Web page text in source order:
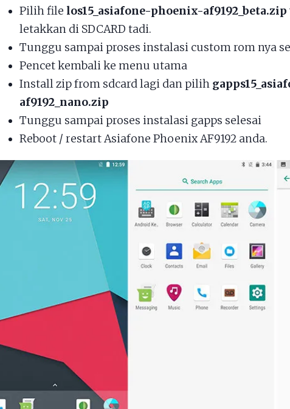
Pilih file los15_asiafone-phoenix-af9192_beta.zip
letakkan di SDCARD tadi.
Tunggu sampai proses instalasi custom rom nya
Pencet kembali ke menu utama
Install zip from sdcard lagi dan pilih
af9192_nano.zip
Tunggu sampai proses instalasi gapps selesai
Reboot / restart Asiafone Phoenix AF9192 anda.